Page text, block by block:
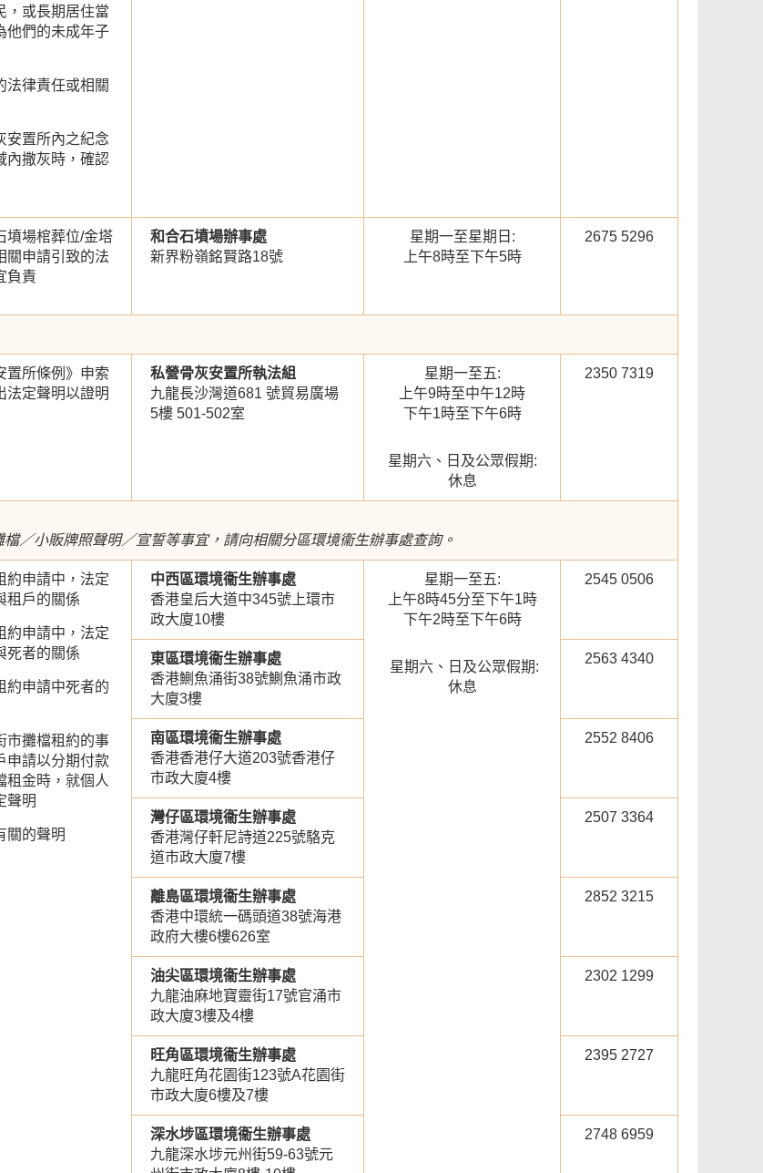
，或長期居住當
他們的未成年子
法律責任或相關
安置所內之紀念
內撒灰時，確認
墳場棺葬位/金塔
關申請引致的法
負責
和合石墳場辦事處
新界粉嶺銘賢路18號
星期一至星期日:
上午8時至下午5時
2675 5296
置所條例》申索
法定聲明以證明
私營骨灰安置所執法組
九龍長沙灣道681 號貿易廣場
5樓 501-502室
星期一至五:
上午9時至中午12時
下午1時至下午6時
星期六、日及公眾假期:
休息
2350 7319
／小販牌照聲明／宣誓等事宜，請向相關分區環境衞生辦事處查詢。
約申請中，法定
租戶的關係
約申請中，法定
死者的關係
約申請中死者的
市攤檔租約的事
申請以分期付款
租金時，就個人
聲明
關的聲明
中西區環境衞生辦事處
香港皇后大道中345號上環市
政大廈10樓
星期一至五:
上午8時45分至下午1時
下午2時至下午6時
星期六、日及公眾假期:
休息
2545 0506
東區環境衞生辦事處
香港鰂魚涌街38號鰂魚涌市政
大廈3樓
2563 4340
南區環境衞生辦事處
香港香港仔大道203號香港仔
市政大廈4樓
2552 8406
灣仔區環境衞生辦事處
香港灣仔軒尼詩道225號駱克
道市政大廈7樓
2507 3364
離島區環境衞生辦事處
香港中環統一碼頭道38號海港
政府大樓6樓626室
2852 3215
油尖區環境衞生辦事處
九龍油麻地寶靈街17號官涌市
政大廈3樓及4樓
2302 1299
旺角區環境衞生辦事處
九龍旺角花園街123號A花園街
市政大廈6樓及7樓
2395 2727
深水埗區環境衞生辦事處
九龍深水埗元州街59-63號元
2748 6959